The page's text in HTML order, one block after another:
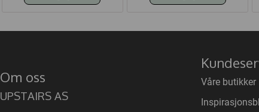
Om oss
UPSTAIRS AS
Våre butikker